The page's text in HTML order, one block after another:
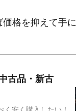
格を抑えて手
古品・新古
安く購入したい！